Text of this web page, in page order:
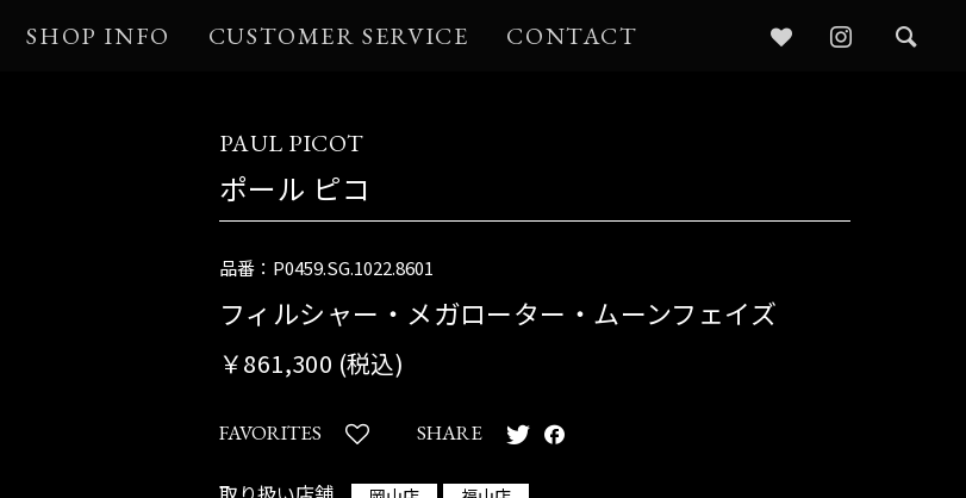
SHOP INFO CUSTOMER SERVICE CONTACT
PAUL PICOT
ポール ピコ
品番：P0459.SG.1022.8601
フィルシャー・メガローター・ムーンフェイズ
￥861,300 (税込)
FAVORITES SHARE